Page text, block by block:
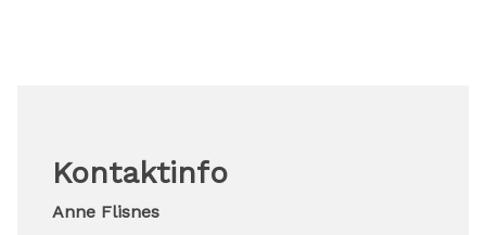
Kontaktinfo
Anne Flisnes